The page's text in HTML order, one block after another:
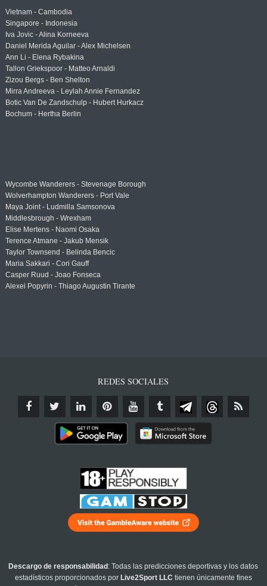
Vietnam - Cambodia
Singapore - Indonesia
Iva Jovic - Alina Korneeva
Daniel Merida Aguilar - Alex Michelsen
Ann Li - Elena Rybakina
Tallon Griekspoor - Matteo Arnaldi
Zizou Bergs - Ben Shelton
Mirra Andreeva - Leylah Annie Fernandez
Botic Van De Zandschulp - Hubert Hurkacz
Bochum - Hertha Berlin
Wycombe Wanderers - Stevenage Borough
Wolverhampton Wanderers - Port Vale
Maya Joint - Ludmilla Samsonova
Middlesbrough - Wrexham
Elise Mertens - Naomi Osaka
Terence Atmane - Jakub Mensik
Taylor Townsend - Belinda Bencic
Maria Sakkari - Cori Gauff
Casper Ruud - Joao Fonseca
Alexei Popyrin - Thiago Augustin Tirante
REDES SOCIALES
Descargo de responsabilidad : Todas las predicciones deportivas y los datos
estadísticos proporcionados por Live2Sport LLC tienen únicamente fines